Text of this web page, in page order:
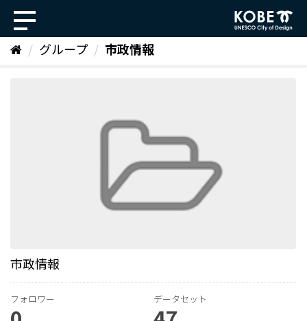
ッ
グループ 市政情報
市政情報
フォロワー データセット